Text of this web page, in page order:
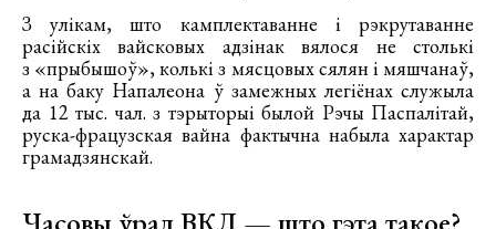
З улікам, што камплектаванне і рэкрутаванне
расійскіх вайсковых адзінак вялося не столькі
з «прыбышоў», колькі з мясцовых сялян і мяшчанаў,
а на баку Напалеона ў замежных легіёнах служыла
да 12 тыс. чал. з тэрыторыі былой Рэчы Паспалітай,
руска-фрацузская вайна фактычна набыла характар
грамадзянскай.